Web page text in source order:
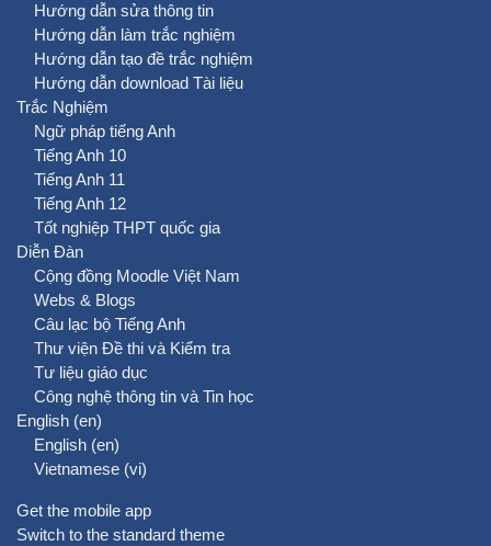
Hướng dẫn sửa thông tin
Hướng dẫn làm trắc nghiệm
Hướng dẫn tạo đề trắc nghiệm
Hướng dẫn download Tài liệu
Trắc Nghiệm
Ngữ pháp tiếng Anh
Tiếng Anh 10
Tiếng Anh 11
Tiếng Anh 12
Tốt nghiệp THPT quốc gia
Diễn Đàn
Cộng đồng Moodle Việt Nam
Webs & Blogs
Câu lạc bộ Tiếng Anh
Thư viện Đề thi và Kiểm tra
Tư liệu giáo dục
Công nghệ thông tin và Tin học
English ‎(en)‎
English ‎(en)‎
Vietnamese ‎(vi)‎
Get the mobile app
Switch to the standard theme